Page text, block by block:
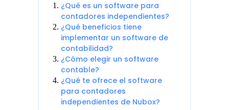
¿Qué es un software para
contadores independientes?
¿Qué beneficios tiene
implementar un software de
contabilidad?
¿Cómo elegir un software
contable?
¿Qué te ofrece el software
para contadores
independientes de Nubox?